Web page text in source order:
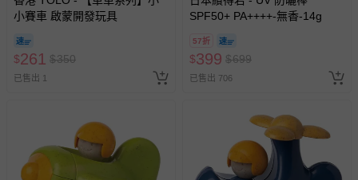
小賽車 啟蒙開發玩具
$261 $350
已售出 1
SPF50+ PA++++-無香-14g
57折
$399 $699
已售出 706